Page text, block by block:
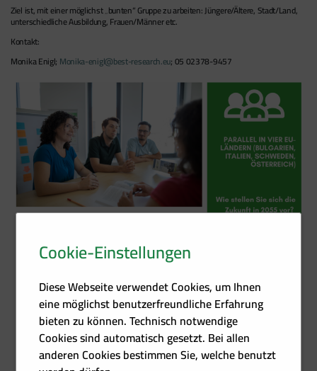
Ziel ist, mit einer möglichst „bunten“ Gruppe zu arbeiten: Jüngere/Ältere, Stadt/Land,
unterschiedliche Ausbildung, Frauen/Männer etc.
Kontakt:
Monika Enigl; Monika-enigl@best-research.eu; 05 02378-9457
Cookie-Einstellungen
Diese Webseite verwendet Cookies, um Ihnen
eine möglichst benutzerfreundliche Erfahrung
bieten zu können. Technisch notwendige
Cookies sind automatisch gesetzt. Bei allen
anderen Cookies bestimmen Sie, welche benutzt